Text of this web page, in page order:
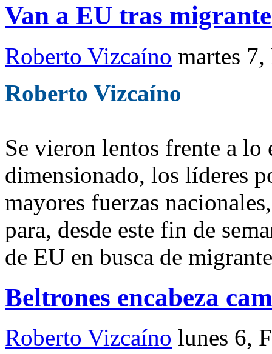
Van a EU tras
Roberto Vizcaíno martes
Roberto Vizcaíno
Se vieron lentos frente a lo
dimensionado, los líderes
mayores fuerzas
para, desde este fin de
de EU en busca de
Beltrones encabeza
Roberto Vizcaíno lunes 6,